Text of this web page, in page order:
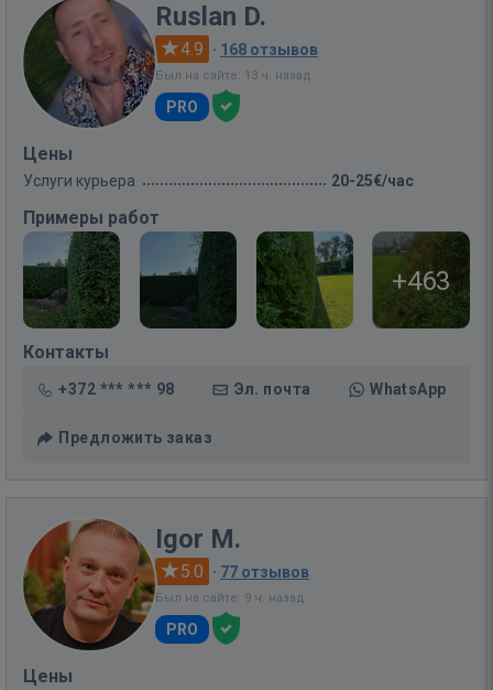
Ruslan D.
4.9 · 168 отзывов
Был на сайте: 13 ч. назад
PRO
Цены
Услуги курьера 20-25€/час
Примеры работ
+463
Контакты
+372 *** *** 98 Эл. почта WhatsApp
Предложить заказ
Igor M.
5.0 · 77 отзывов
Был на сайте: 9 ч. назад
PRO
Цены